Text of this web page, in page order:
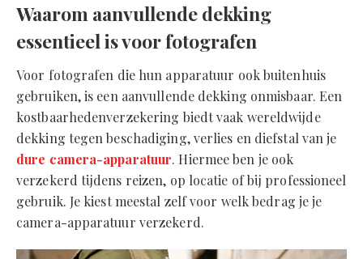
Waarom aanvullende dekking
essentieel is voor fotografen
Voor fotografen die hun apparatuur ook buitenhuis
gebruiken, is een aanvullende dekking onmisbaar. Een
kostbaarhedenverzekering biedt vaak wereldwijde
dekking tegen beschadiging, verlies en diefstal van je
dure camera-apparatuur. Hiermee ben je ook
verzekerd tijdens reizen, op locatie of bij professioneel
gebruik. Je kiest meestal zelf voor welk bedrag je je
camera-apparatuur verzekerd.